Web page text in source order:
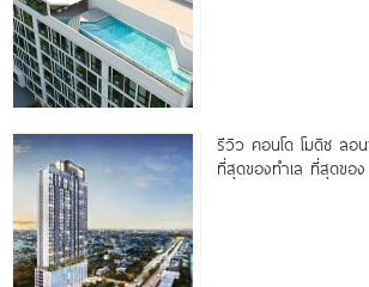
รีวิว คอนโด โมดิซ ลอ
ที่สุดของทำเล ที่สุดขอ